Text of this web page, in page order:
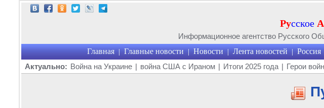
Русское А
Информационное агентство Русского
Главная | Главные новости | Новости | Лента новостей | Россия
Актуально: Война на Украине | война США с Ираном | Итоги 2025 года | Герои